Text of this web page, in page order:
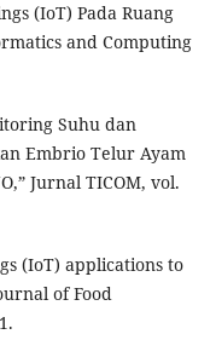
(IoT) Pada Ruang
and Computing
Suhu dan
Embrio Telur Ayam
Jurnal TICOM, vol.
(IoT) applications to
of Food